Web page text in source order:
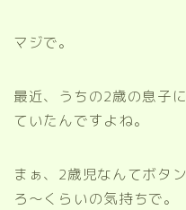
マジで。
最近、うちの2歳の息子
ていたんですよね。
まぁ、2歳児なんてボタ
ろ〜くらいの気持ちで。